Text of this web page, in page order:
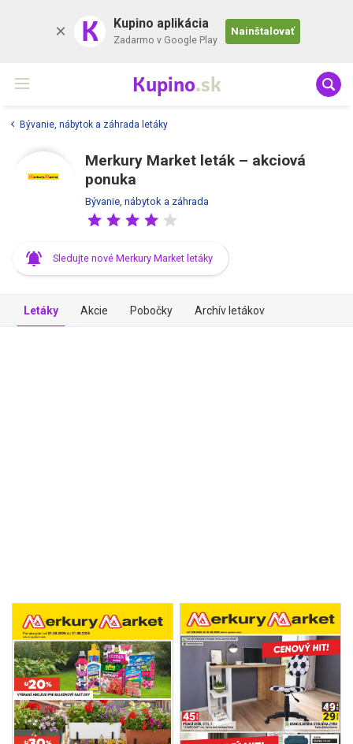
K Kupino aplikácia
Zadarmo v Google Play
Nainštalovať
Kupino.sk
Bývanie, nábytok a záhrada letáky
Merkury Market leták –⁠ akciová
ponuka
Bývanie, nábytok a záhrada
Sledujte nové Merkury Market letáky
Letáky Akcie Pobočky Archív letákov